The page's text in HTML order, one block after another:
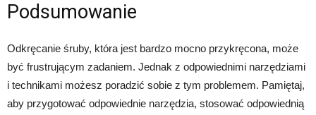
Podsumowanie
Odkręcanie śruby, która jest bardzo mocno przykręcona, może
być frustrującym zadaniem. Jednak z odpowiednimi narzędziami
i technikami możesz poradzić sobie z tym problemem. Pamiętaj,
aby przygotować odpowiednie narzędzia, stosować odpowiednią